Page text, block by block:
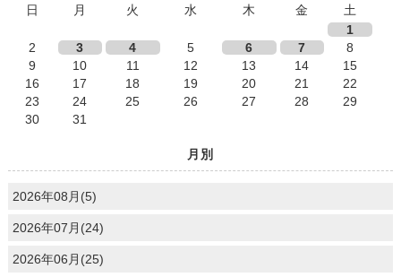
日
月 火 水 木 金
土
1
2
3 4 5 6 7
8
9
10 11 12 13 14
15
16
17 18 19 20 21
22
23
24 25 26 27 28
29
30
31
月別
2026年08月(5)
2026年07月(24)
2026年06月(25)